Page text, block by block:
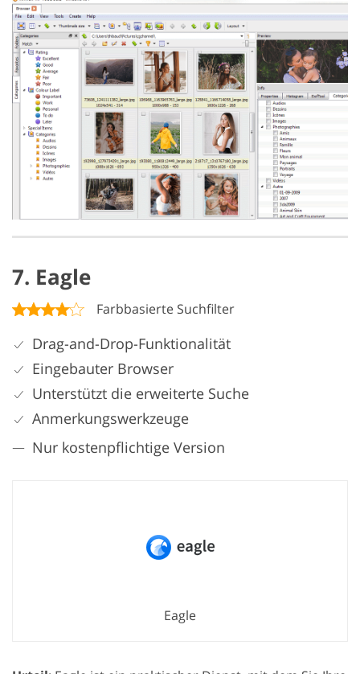
7. Eagle
Farbbasierte Suchfilter
Drag-and-Drop-Funktionalität
Eingebauter Browser
Unterstützt die erweiterte Suche
Anmerkungswerkzeuge
Nur kostenpflichtige Version
Eagle